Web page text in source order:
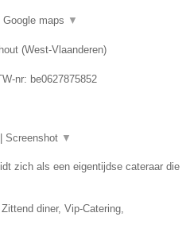
Google maps ▼
(West-Vlaanderen)
nr: be0627875852
| Screenshot ▼
zich als een eigentijdse cateraar die
diner, Vip-Catering,